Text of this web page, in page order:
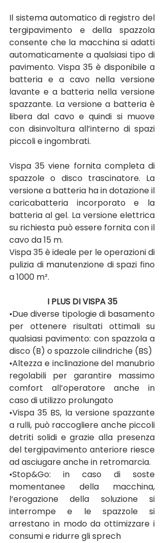
Il sistema automatico di registro del
tergipavimento e della spazzola
consente che la macchina si adatti
automaticamente a qualsiasi tipo di
pavimento. Vispa 35 è disponibile a
batteria e a cavo nella versione
lavante e a batteria nella versione
spazzante. La versione a batteria è
libera dal cavo e quindi si muove
con disinvoltura all’interno di spazi
piccoli e ingombrati.
Vispa 35 viene fornita completa di
spazzole o disco trascinatore. La
versione a batteria ha in dotazione il
caricabatteria incorporato e la
batteria al gel. La versione elettrica
su richiesta può essere fornita con il
cavo da 15 m.
Vispa 35 è ideale per le operazioni di
pulizia di manutenzione di spazi fino
a 1000 m².
I PLUS DI VISPA 35
•Due diverse tipologie di basamento
per ottenere risultati ottimali su
qualsiasi pavimento: con spazzola a
disco (B) o spazzole cilindriche (BS)
•Altezza e inclinazione del manubrio
regolabili per garantire massimo
comfort all’operatore anche in
caso di utilizzo prolungato
•Vispa 35 BS, la versione spazzante
a rulli, può raccogliere anche piccoli
detriti solidi e grazie alla presenza
del tergipavimento anteriore riesce
ad asciugare anche in retromarcia.
•Stop&Go: in caso di soste
momentanee della macchina,
l‘erogazione della soluzione si
interrompe e le spazzole si
arrestano in modo da ottimizzare i
consumi e ridurre gli sprech